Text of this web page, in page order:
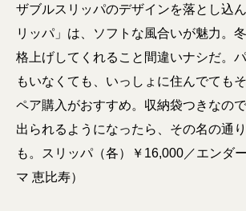
ザブルスリッパのデザインを落とし込
リッパ」は、ソフトな風合いが魅力。
格上げしてくれること間違いナシだ。
もいなくても、いっしょに住んでても
ペア購入がおすすめ。収納袋つきなの
出られるようになったら、その名の通
も。スリッパ（各）￥16,000／エンダ
マ 恵比寿）